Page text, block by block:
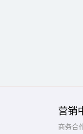
营销
商务合